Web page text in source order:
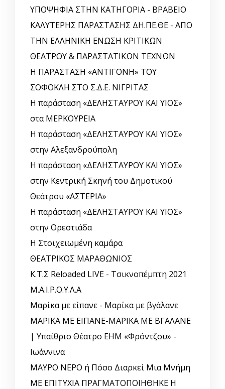
ΥΠΟΨΗΦΙΑ ΣΤΗΝ ΚΑΤΗΓΟΡΙΑ - ΒΡΑΒΕΙΟ
ΚΑΛΥΤΕΡΗΣ ΠΑΡΑΣΤΑΣΗΣ ΔΗ.ΠΕ.ΘΕ - ΑΠΟ
ΤΗΝ ΕΛΛΗΝΙΚΗ ΕΝΩΣΗ ΚΡΙΤΙΚΩΝ
ΘΕΑΤΡΟΥ & ΠΑΡΑΣΤΑΤΙΚΩΝ ΤΕΧΝΩΝ
Η ΠΑΡΑΣΤΑΣΗ «ΑΝΤΙΓΟΝΗ» ΤΟΥ
ΣΟΦΟΚΛΗ ΣΤΟ Σ.Δ.Ε. ΝΙΓΡΙΤΑΣ
Η παράσταση «ΔΕΛΗΣΤΑΥΡΟΥ ΚΑΙ ΥΙΟΣ»
στα ΜΕΡΚΟΥΡΕΙΑ
Η παράσταση «ΔΕΛΗΣΤΑΥΡΟΥ ΚΑΙ ΥΙΟΣ»
στην Αλεξανδρούπολη
Η παράσταση «ΔΕΛΗΣΤΑΥΡΟΥ ΚΑΙ ΥΙΟΣ»
στην Κεντρική Σκηνή του Δημοτικού
Θεάτρου «ΑΣΤΕΡΙΑ»
Η παράσταση «ΔΕΛΗΣΤΑΥΡΟΥ ΚΑΙ ΥΙΟΣ»
στην Ορεστιάδα
Η Στοιχειωμένη καμάρα
ΘΕΑΤΡΙΚΟΣ ΜΑΡΑΘΩΝΙΟΣ
Κ.Τ.Σ Reloaded LIVE - Τσικνοπέμπτη 2021
Μ.Α.Ι.Ρ.Ο.Υ.Λ.Α
Μαρίκα με είπανε - Μαρίκα με βγάλανε
ΜΑΡΙΚΑ ΜΕ ΕΙΠΑΝΕ-ΜΑΡΙΚΑ ΜΕ ΒΓΑΛΑΝΕ
| Υπαίθριο Θέατρο ΕΗΜ «Φρόντζου» -
Ιωάννινα
ΜΑΥΡΟ ΝΕΡΟ ή Πόσο Διαρκεί Μια Μνήμη
ΜΕ ΕΠΙΤΥΧΙΑ ΠΡΑΓΜΑΤΟΠΟΙΗΘΗΚΕ Η